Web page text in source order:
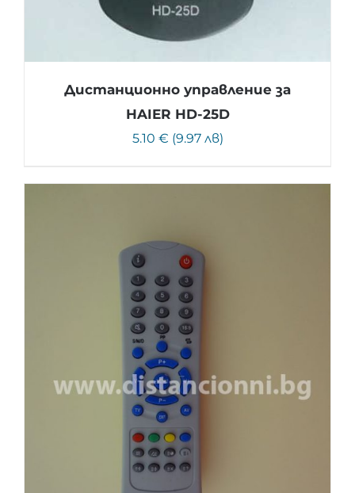
Дистанционно управление за
HAIER HD-25D
5.10 € (9.97 лв)